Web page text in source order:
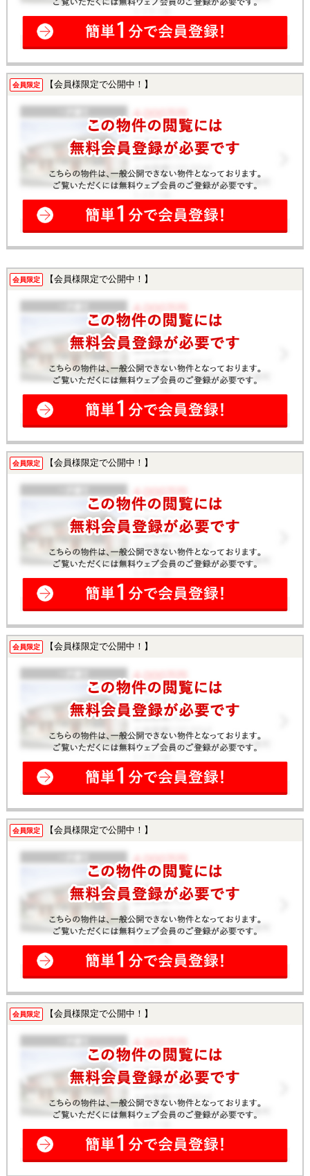
会員限定 【会員様限定で公開中！】
会員限定 【会員様限定で公開中！】
会員限定 【会員様限定で公開中！】
会員限定 【会員様限定で公開中！】
会員限定 【会員様限定で公開中！】
会員限定 【会員様限定で公開中！】